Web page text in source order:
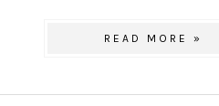
READ MORE »